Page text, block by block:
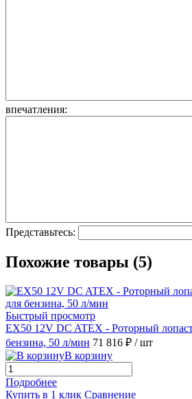
впечатления:
Представьтесь:
Похожие товары (5)
Быстрый просмотр
EX50 12V DC ATEX - Роторный
бензина, 50 л/мин 71 816 ₽ / шт
В корзину
Подробнее
Купить в 1 клик Сравнение